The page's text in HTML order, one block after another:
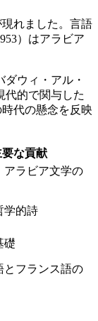
れました。言語
）はアラビア
ダウィ・アル・
代的で関与した
代の懸念を反映
要な貢献
アラビア文学の
学的詩
礎
とフランス語の